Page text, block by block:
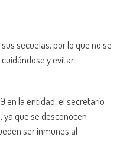
secuelas, por lo que no se
y evitar
en la entidad, el secretario
ya que se desconocen
ser inmunes al